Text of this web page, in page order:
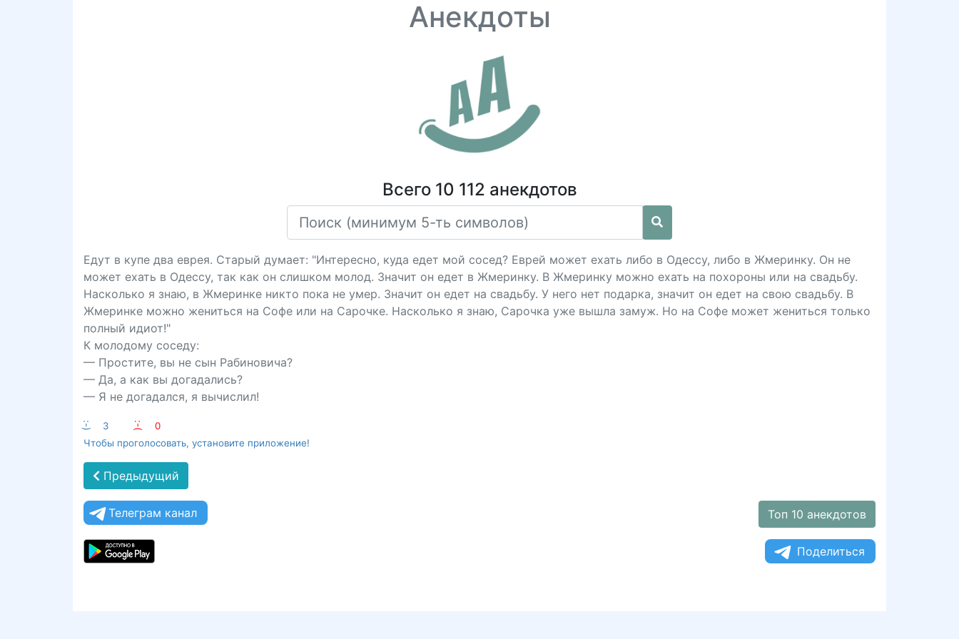
Анекдоты
Всего 10 112 анекдотов
Едут в купе два еврея. Старый думает: "Интересно, куда едет мой сосед? Еврей может ехать либо в Одессу, либо в Жмеринку. Он не
может ехать в Одессу, так как он слишком молод. Значит он едет в Жмеринку. В Жмеринку можно ехать на похороны или на свадьбу.
Насколько я знаю, в Жмеринке никто пока не умер. Значит он едет на свадьбу. У него нет подарка, значит он едет на свою свадьбу. В
Жмеринке можно жениться на Софе или на Сарочке. Насколько я знаю, Сарочка уже вышла замуж. Но на Софе может жениться только
полный идиот!"
К молодому соседу:
— Простите, вы не сын Рабиновича?
— Да, а как вы догадались?
— Я не догадался, я вычислил!
:-) 3 :-(
0
Чтобы проголосовать, установите приложение!
Предыдущий
Телеграм канал Топ 10 анекдотов
Поделиться